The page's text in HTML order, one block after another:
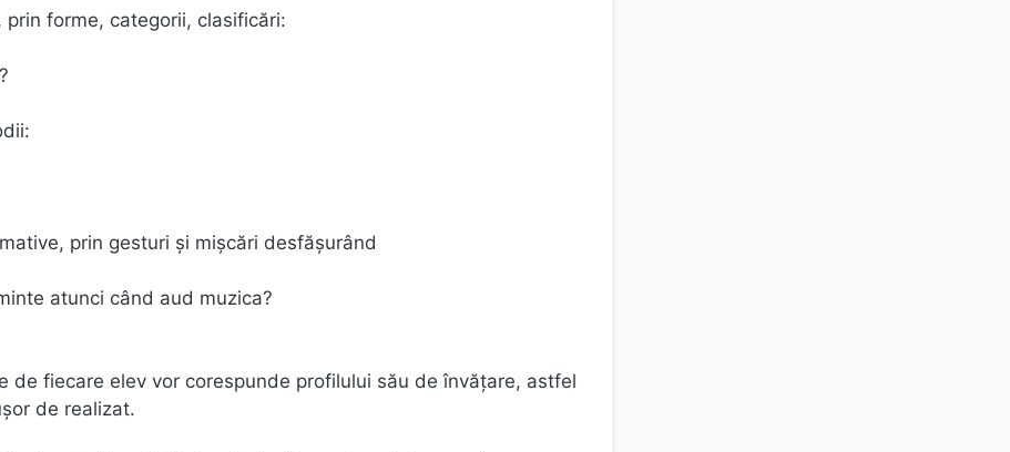
forme, categorii, clasificări:
prin gesturi şi mişcări desfăşurând
atunci când aud muzica?
fiecare elev vor corespunde profilului său de învăţare, astfel
de realizat.